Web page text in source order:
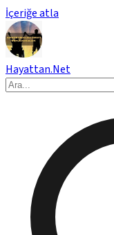
İçeriğe atla
Hayattan.Net